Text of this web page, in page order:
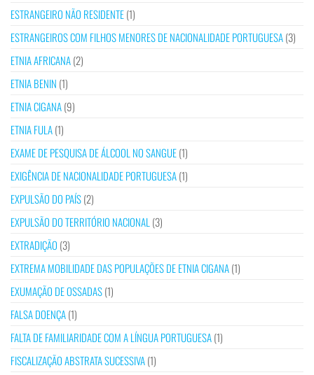
ESTRANGEIRO NÃO RESIDENTE(1)
ESTRANGEIROS COM FILHOS MENORES DE NACIONALIDADE PORTUGUESA(3)
ETNIA AFRICANA(2)
ETNIA BENIN (1)
ETNIA CIGANA(9)
ETNIA FULA(1)
EXAME DE PESQUISA DE ÁLCOOL NO SANGUE(1)
EXIGÊNCIA DE NACIONALIDADE PORTUGUESA(1)
EXPULSÃO DO PAÍS(2)
EXPULSÃO DO TERRITÓRIO NACIONAL (3)
EXTRADIÇÃO (3)
EXTREMA MOBILIDADE DAS POPULAÇÕES DE ETNIA CIGANA(1)
EXUMAÇÃO DE OSSADAS(1)
FALSA DOENÇA(1)
FALTA DE FAMILIARIDADE COM A LÍNGUA PORTUGUESA(1)
FISCALIZAÇÃO ABSTRATA SUCESSIVA(1)